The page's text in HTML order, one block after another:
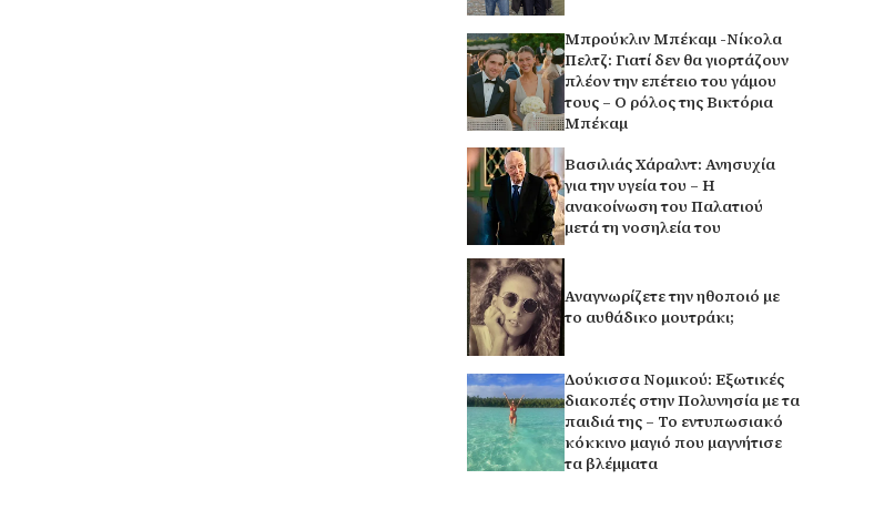
Μπρούκλιν Μπέκαμ -Νίκολα
Πελτζ: Γιατί δεν θα γιορτάζουν
πλέον την επέτειο του γάμου
τους – Ο ρόλος της Βικτόρια
Μπέκαμ
Βασιλιάς Χάραλντ: Ανησυχία
για την υγεία του – Η
ανακοίνωση του Παλατιού
μετά τη νοσηλεία του
Αναγνωρίζετε την ηθοποιό με
το αυθάδικο μουτράκι;
Δούκισσα Νομικού: Εξωτικές
διακοπές στην Πολυνησία με τα
παιδιά της – Το εντυπωσιακό
κόκκινο μαγιό που μαγνήτισε
τα βλέμματα